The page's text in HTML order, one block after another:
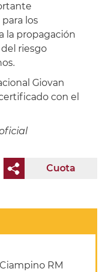
los
la propagación
riesgo
Giovan
con el
Cuota
RM